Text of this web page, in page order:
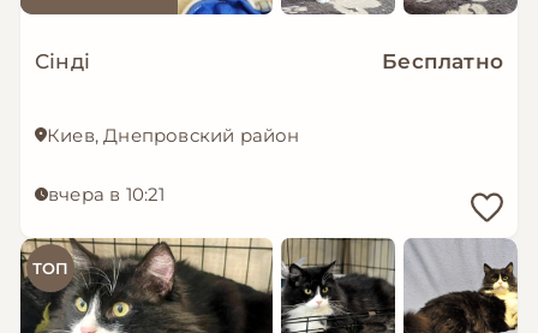
Сінді Бесплатно
Киев, Днепровский район
вчера в 10:21
ТОП